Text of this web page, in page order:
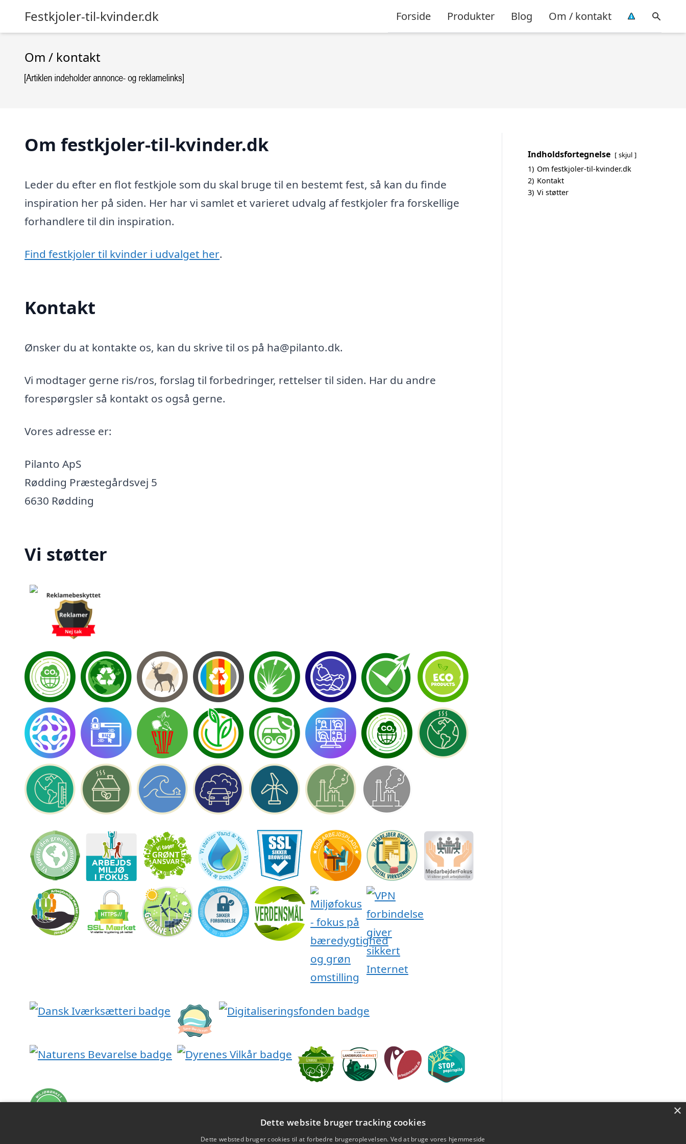
Festkjoler-til-kvinder.dk Forside Produkter Blog Om / kontakt
Om / kontakt
Om festkjoler-til-kvinder.dk
Leder du efter en flot festkjole som du skal bruge til en bestemt fest, så kan du finde
inspiration her på siden. Her har vi samlet et varieret udvalg af festkjoler fra forskellige
forhandlere til din inspiration.
Find festkjoler til kvinder i udvalget her.
Kontakt
Ønsker du at kontakte os, kan du skrive til os på ha@pilanto.dk.
Vi modtager gerne ris/ros, forslag til forbedringer, rettelser til siden. Har du andre
forespørgsler så kontakt os også gerne.
Vores adresse er:
Pilanto ApS
Rødding Præstegårdsvej 5
6630 Rødding
Vi støtter
Indholdsfortegnelse skjul
1) Om festkjoler-til-kvinder.dk
2) Kontakt
3) Vi støtter
×
Dette website bruger tracking cookies
Dette websted bruger cookies til at forbedre brugeroplevelsen. Ved at bruge vores hjemmeside